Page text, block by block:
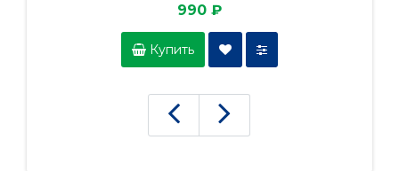
990 ₽
Купить